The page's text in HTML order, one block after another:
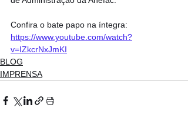
Confira o bate papo na íntegra:
https://www.youtube.com/watch?
v=IZkcrNxJmKI
BLOG
IMPRENSA